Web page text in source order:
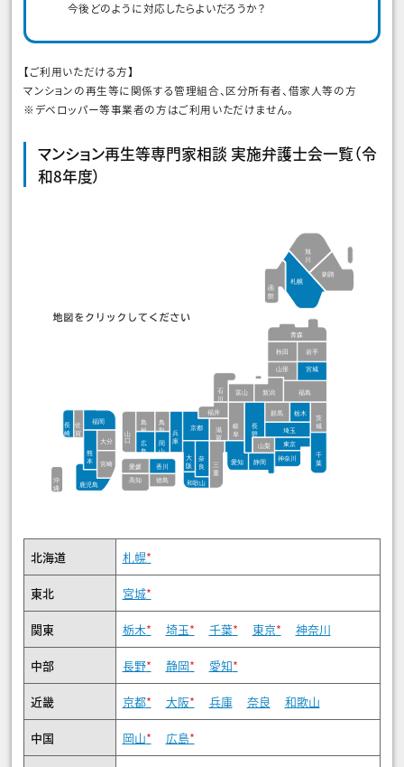
今後どのように対応したらよいだろうか？
【ご利用いただける方】
マンションの再生等に関係する管理組合、区分所有者、借家人等の方
※デベロッパー等事業者の方はご利用いただけません。
マンション再生等専門家相談 実施弁護士会一覧（令
和8年度）
北海道 札幌*
東北 宮城*
関東 栃木* 埼玉* 千葉* 東京* 神奈川
中部 長野* 静岡* 愛知*
近畿 京都* 大阪* 兵庫 奈良 和歌山
中国 岡山* 広島*